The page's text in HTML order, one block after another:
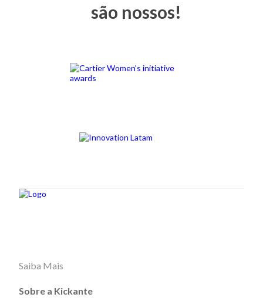
são nossos!
Saiba Mais
Sobre a Kickante